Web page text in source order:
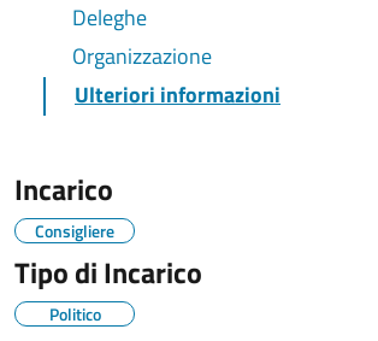
Deleghe
Organizzazione
Ulteriori informazioni
Incarico
Consigliere
Tipo di Incarico
Politico